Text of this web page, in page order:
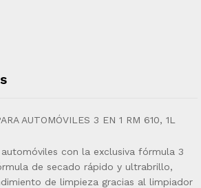
AUTOMÓVILES 3 EN 1 RM 610, 1L
con la exclusiva fórmula 3
de secado rápido y ultrabrillo,
de limpieza gracias al limpiador